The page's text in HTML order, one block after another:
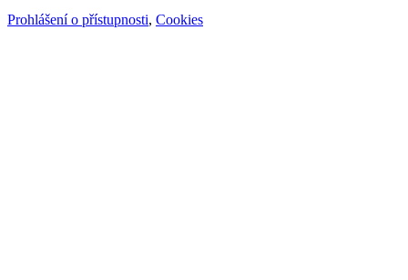
Prohlášení o přístupnosti, Cookies